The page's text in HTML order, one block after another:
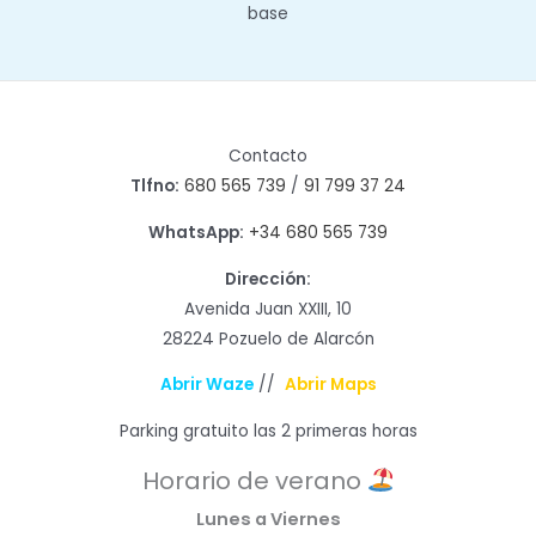
base
Contacto
Tlfno: 680 565 739 / 91 799 37 24
WhatsApp: +34 680 565 739
Dirección:
Avenida Juan XXIII, 10
28224 Pozuelo de Alarcón
Abrir Waze// Abrir Maps
Parking gratuito las 2 primeras horas
Horario de verano
Lunes a Viernes